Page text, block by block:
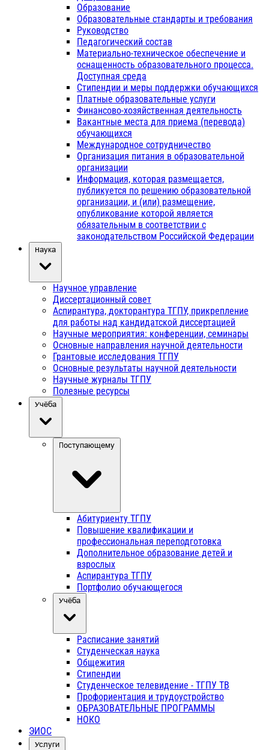
Образование
Образовательные стандарты и требования
Руководство
Педагогический состав
Материально-техническое обеспечение и
оснащенность образовательного процесса.
Доступная среда
Стипендии и меры поддержки обучающихся
Платные образовательные услуги
Финансово-хозяйственная деятельность
Вакантные места для приема (перевода)
обучающихся
Международное сотрудничество
Организация питания в образовательной
организации
Информация, которая размещается,
публикуется по решению образовательной
организации, и (или) размещение,
опубликование которой является
обязательным в соответствии с
законодательством Российской Федерации
Наука
Научное управление
Диссертационный совет
Аспирантура, докторантура ТГПУ, прикрепление
для работы над кандидатской диссертацией
Научные мероприятия: конференции, семинары
Основные направления научной деятельности
Грантовые исследования ТГПУ
Основные результаты научной деятельности
Научные журналы ТГПУ
Полезные ресурсы
Учёба
Поступающему
Абитуриенту ТГПУ
Повышение квалификации и
профессиональная переподготовка
Дополнительное образование детей и
взрослых
Аспирантура ТГПУ
Портфолио обучающегося
Учёба
Расписание занятий
Студенческая наука
Общежития
Стипендии
Студенческое телевидение - ТГПУ ТВ
Профориентация и трудоустройство
ОБРАЗОВАТЕЛЬНЫЕ ПРОГРАММЫ
НОКО
ЭИОС
Услуги